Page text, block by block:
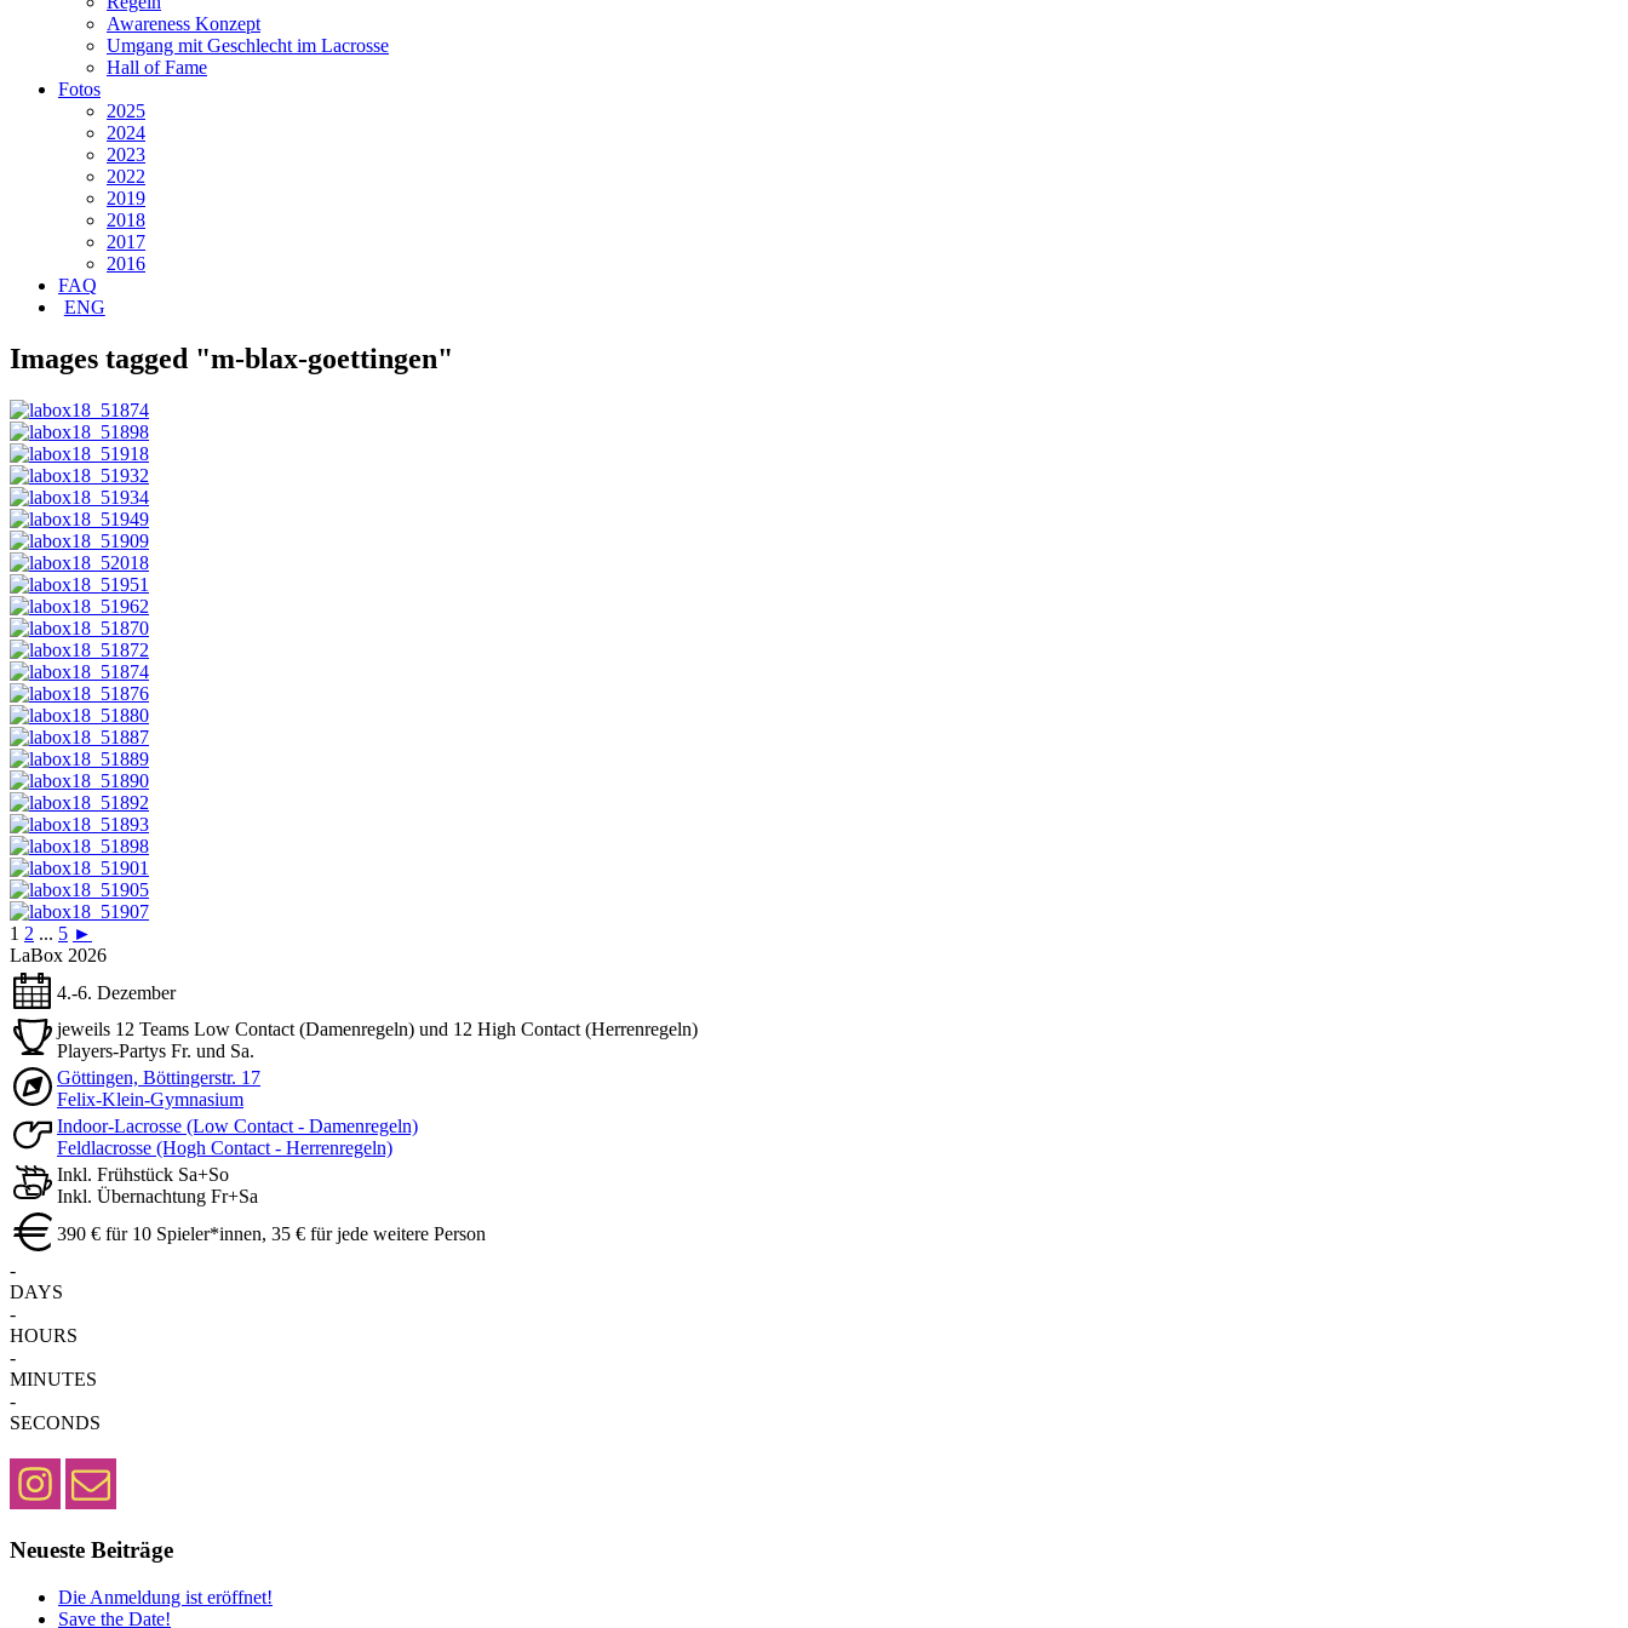
Awareness Konzept
Umgang mit Geschlecht im Lacrosse
Hall of Fame
Fotos
2025
2024
2023
2022
2019
2018
2017
2016
FAQ
ENG
Images tagged "m-blax-goettingen"
1 2 ... 5 ►
LaBox 2026
4.-6. Dezember
jeweils 12 Teams Low Contact (Damenregeln) und 12 High Contact (Herrenregeln)
Players-Partys Fr. und Sa.
Göttingen, Böttingerstr. 17
Felix-Klein-Gymnasium
Indoor-Lacrosse (Low Contact - Damenregeln)
Feldlacrosse (Hogh Contact - Herrenregeln)
Inkl. Frühstück Sa+So
Inkl. Übernachtung Fr+Sa
390 € für 10 Spieler*innen, 35 € für jede weitere Person
-
DAYS
-
HOURS
-
MINUTES
-
SECONDS
Neueste Beiträge
Die Anmeldung ist eröffnet!
Save the Date!